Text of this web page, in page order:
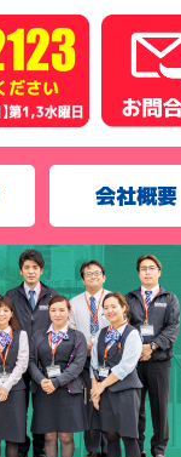
会社概要